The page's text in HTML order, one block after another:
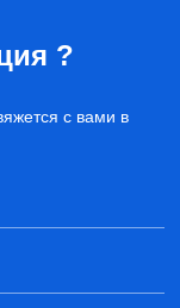
?
с вами в